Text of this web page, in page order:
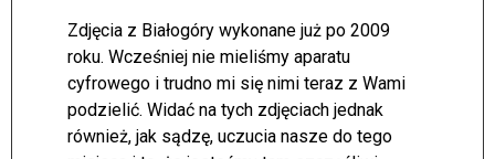
Zdjęcia z Białogóry wykonane już po 2009
roku. Wcześniej nie mieliśmy aparatu
cyfrowego i trudno mi się nimi teraz z Wami
podzielić. Widać na tych zdjęciach jednak
również, jak sądzę, uczucia nasze do tego